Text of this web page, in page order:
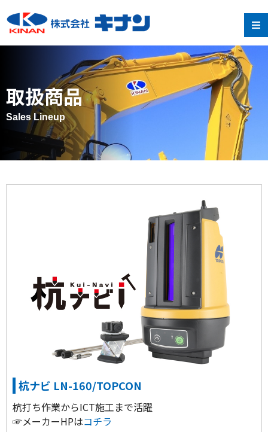
取扱商品
Sales Lineup
杭ナビ LN-160/TOPCON
杭打ち作業からICT施工まで活躍
☞メーカーHPはコチラ